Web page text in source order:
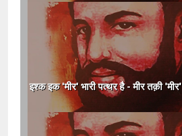
इश्क इक 'मीर' भारी पत्थर है - मीर तक़ी 'मीर'